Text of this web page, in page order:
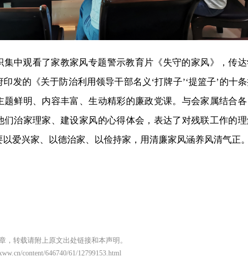
集中观看了家教家风专题警示教育片《失守的家风》，传
印发的《关于防治利用领导干部名义‘打牌子’‘提篮子’的十
题鲜明、内容丰富、生动精彩的廉政党课。 与会家属结合
们治家理家、建设家风的心得体会，表达了对残联工作的
以爱兴家、以德治家、以俭持家，用清廉家风涵养风清气正
，转载请附上原文出处链接和本声明。
content/646740/61/12799153.html